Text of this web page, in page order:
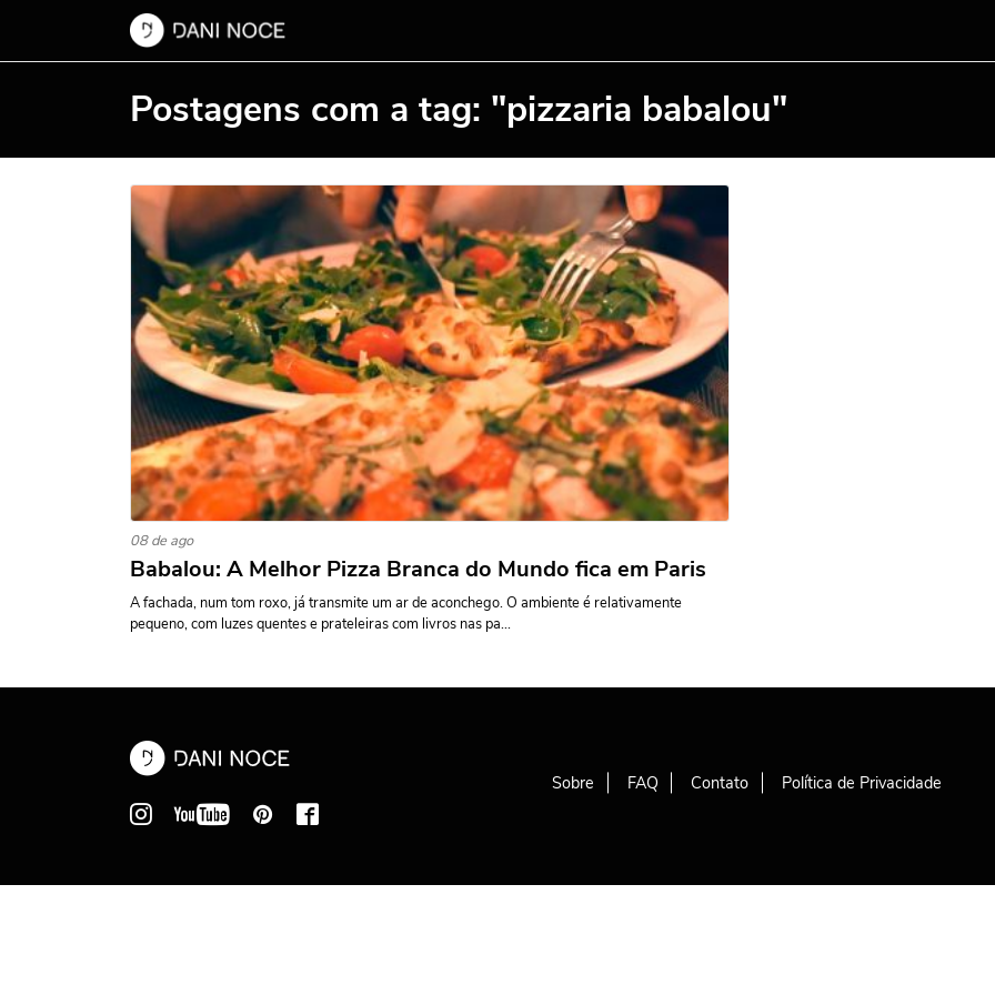
Postagens com a tag: "pizzaria babalou"
08 de ago
Babalou: A Melhor Pizza Branca do Mundo fica em Paris
A fachada, num tom roxo, já transmite um ar de aconchego. O ambiente é relativamente
pequeno, com luzes quentes e prateleiras com livros nas pa...
Sobre FAQ Contato Política de Privacidade